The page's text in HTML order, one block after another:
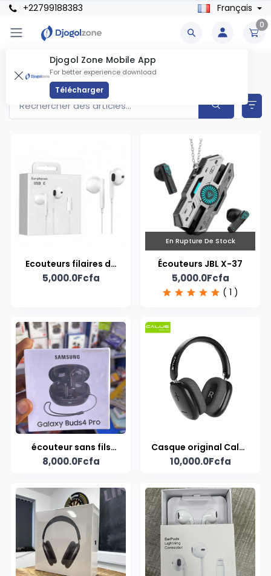
+22799188383 Français
0
Djogol Zone Mobile App
For better experience download
Télécharger
Casques Et Écouteurs Produits
Articles trouvés
Ecouteurs filaires de
type-C
5,000.0Fcfa
En Rupture De Stock
Écouteurs JBL X-37
5,000.0Fcfa
( 1 )
écouteur sans fils
Galaxy Buds 4 pro
8,000.0Fcfa
Casque original Calus
Bounce Max
10,000.0Fcfa